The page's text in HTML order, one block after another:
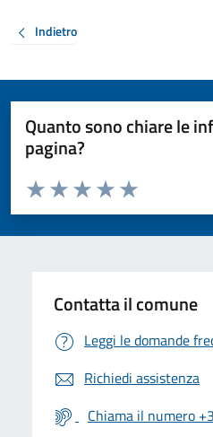
Indietro
Quanto sono chiare le
pagina?
Valuta da 1 a 5 stelle la pagina
Valuta 5 stelle
Valuta 4 stelle su 5
Valuta 3 stelle su 5
Valuta 2 stelle su 5
Valuta 1 stelle su 5
Contatta il comune
Leggi le domande
Richiedi assistenza
Chiama il numero